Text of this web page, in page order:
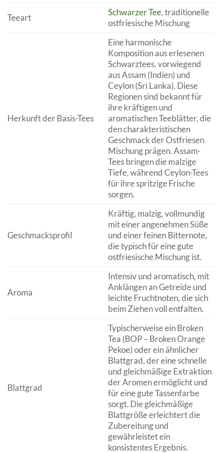
Teeart
Schwarzer Tee, traditionelle
ostfriesische Mischung
Herkunft der Basis-Tees
Eine harmonische
Komposition aus erlesenen
Schwarztees, vorwiegend
aus Assam (Indien) und
Ceylon (Sri Lanka). Diese
Regionen sind bekannt für
ihre kräftigen und
aromatischen Teeblätter, die
den charakteristischen
Geschmack der Ostfriesen
Mischung prägen. Assam-
Tees bringen die malzige
Tiefe, während Ceylon-Tees
für ihre spritzige Frische
sorgen.
Geschmacksprofil
Kräftig, malzig, vollmundig
mit einer angenehmen Süße
und einer feinen Bitternote,
die typisch für eine gute
ostfriesische Mischung ist.
Aroma
Intensiv und aromatisch, mit
Anklängen an Getreide und
leichte Fruchtnoten, die sich
beim Ziehen voll entfalten.
Blattgrad
Typischerweise ein Broken
Tea (BOP – Broken Orange
Pekoe) oder ein ähnlicher
Blattgrad, der eine schnelle
und gleichmäßige Extraktion
der Aromen ermöglicht und
für eine gute Tassenfarbe
sorgt. Die gleichmäßige
Blattgröße erleichtert die
Zubereitung und
gewährleistet ein
konsistentes Ergebnis.